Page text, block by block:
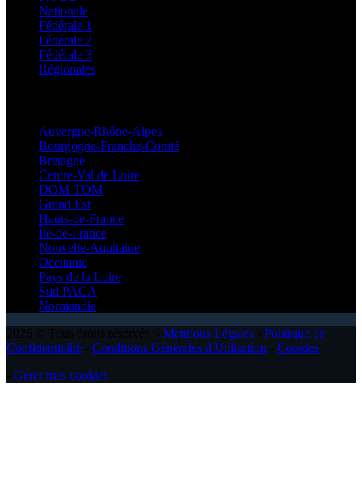
Nationale
Fédérale 1
Fédérale 2
Fédérale 3
Régionales
Auvergne-Rhône-Alpes
Bourgogne-Franche-Comté
Bretagne
Centre-Val de Loire
DOM-TOM
Grand Est
Hauts-de-France
Île-de-France
Nouvelle-Aquitaine
Occitanie
Pays de la Loire
Sud PACA
Normandie
Mentions Légales
Politique de
Confidentialité
Conditions Générales d'Utilisation
Cookies
Gérer mes cookies